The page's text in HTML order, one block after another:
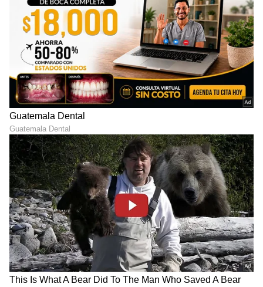
ABOUT THE AUTHOR
NK Naveen Kodase
ನವೀನ್ ಕೊಡಸೆ ಏಷ್ಯಾನೆಟ್ ಕನ್ನಡದಲ್ಲಿ ಮುಖ್ಯ ಉಪಸಂಪಾದಕ.
ಕಳೆದ 9 ವರ್ಷಗಳಿಂದಲೂ ಮಾಧ್ಯಮ ಜಗತ್ತಿನಲ್ಲಿದ್ದೇನೆ. ಅಪ್ಪಟ
ಮಲೆನಾಡಿನ ಹುಡುಗ. ಕುವೆಂಪು ವಿವಿಯ ಪತ್ರಿಕೋದ್ಯಮ ಪದವಿ ಇದೆ.
ರಾಜ್‌ ನ್ಯೂಸ್‌ ಮೂಲಕ ಮಾಧ್ಯಮ ಲೋಕಕ್ಕೆ ಕಾಲಿಟ್ಟವನು.
ಡಿಜಿಟಲ್‌ ಮಾಧ್ಯಮ ಲೋಕದಲ್ಲಿ ಪಳಗಿದರೂ, ಕಲಿಯೋದಿದೆ ಅಪಾರ.
ಕ್ರೀಡೆ, ರಾಜಕೀಯ, ಸಾಹಿತ್ಯದಲ್ಲಿದೆ ಆಸಕ್ತಿ. ಕ್ರೀಡಾ ಸುದ್ದಿಯೇ ನನ್ನ
ಜೀವಾಳ.
ಆರೋಗ್ಯ ಜೀವನಶೈಲಿ ವಿಜ್ಞಾನ
ಆರೋಗ್ಯ, ಸೌಂದರ್ಯ, ಫಿಟ್‌ನೆಸ್,ಕಿಚನ್ ಟಿಪ್ಸ್‌,